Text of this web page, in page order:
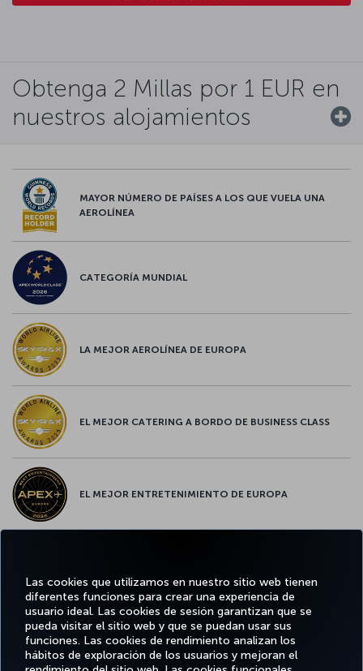
Las cookies que utilizamos en nuestro sitio web tienen
diferentes funciones para crear una experiencia de
usuario ideal. Las cookies de sesión garantizan que se
pueda visitar el sitio web y que se puedan usar sus
funciones. Las cookies de rendimiento analizan los
hábitos de exploración de los usuarios y mejoran el
Obtenga 2 Millas por 1 EUR en
nuestros alojamientos
MAYOR NÚMERO DE PAÍSES A LOS QUE VUELA UNA
AEROLÍNEA
CATEGORÍA MUNDIAL
LA MEJOR AEROLÍNEA DE EUROPA
EL MEJOR CATERING A BORDO DE BUSINESS CLASS
EL MEJOR ENTRETENIMIENTO DE EUROPA
Facebook
TwitterInstagram
YouTubeLinkedIn
TikTokBlog Pinterest